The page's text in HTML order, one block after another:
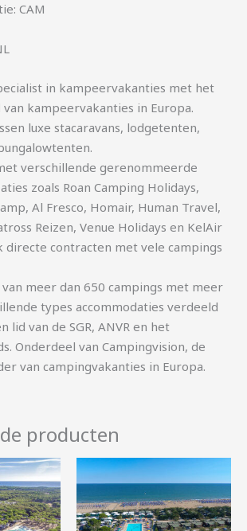
CAM
in kampeervakanties met het
kampeervakanties in Europa.
luxe stacaravans, lodgetenten,
verschillende gerenommeerde
zoals Roan Camping Holidays,
Al Fresco, Homair, Human Travel,
Reizen, Venue Holidays en KelAir
directe contracten met vele campings
meer dan 650 campings met meer
types accommodaties verdeeld
lid van de SGR, ANVR en het
Onderdeel van Campingvision, de
van campingvakanties in Europa.
producten